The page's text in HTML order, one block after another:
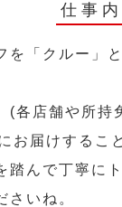
仕事
「クルー」
各店舗や所
お届けする
んで丁寧に
さいね。